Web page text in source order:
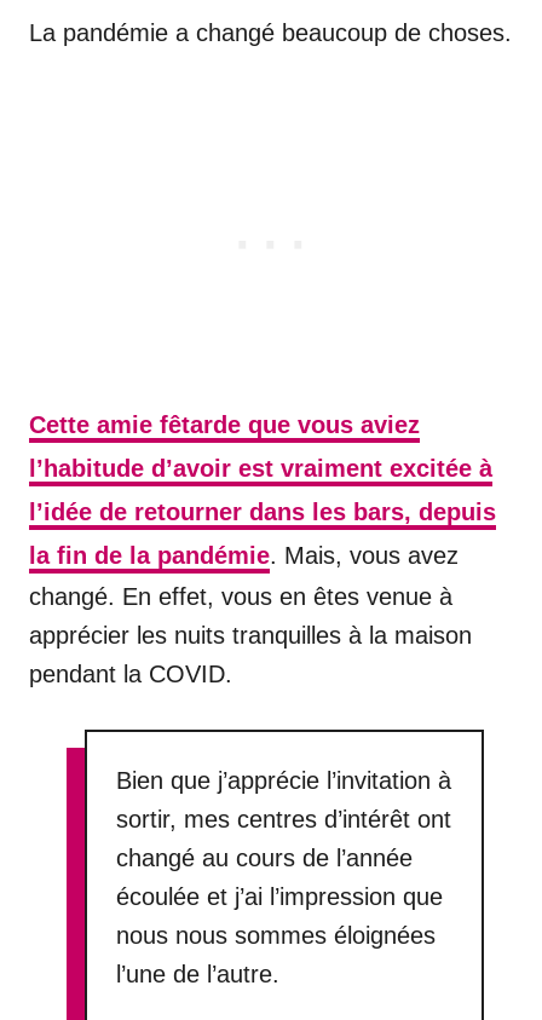
La pandémie a changé beaucoup de choses.
Cette amie fêtarde que vous aviez
l’habitude d’avoir est vraiment excitée à
l’idée de retourner dans les bars, depuis
la fin de la pandémie. Mais, vous avez
changé. En effet, vous en êtes venue à
apprécier les nuits tranquilles à la maison
pendant la COVID.
Bien que j’apprécie l’invitation à
sortir, mes centres d’intérêt ont
changé au cours de l’année
écoulée et j’ai l’impression que
nous nous sommes éloignées
l’une de l’autre.